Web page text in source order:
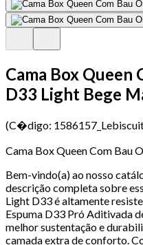
Cama Box Queen
D33 Light Bege
(C�digo:
Cama Box Queen Com Bau
Bem-vindo(a) ao nosso
descrição completa sobre
Light D33 é altamente
Espuma D33 Pró Aditivada
melhor sustentação e
camada extra de conforto.